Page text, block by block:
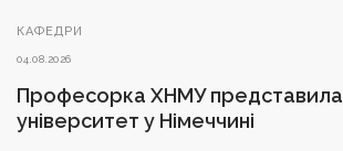
КАФЕДРИ
04.08.2026
Професорка ХНМУ представила
університет у Німеччині